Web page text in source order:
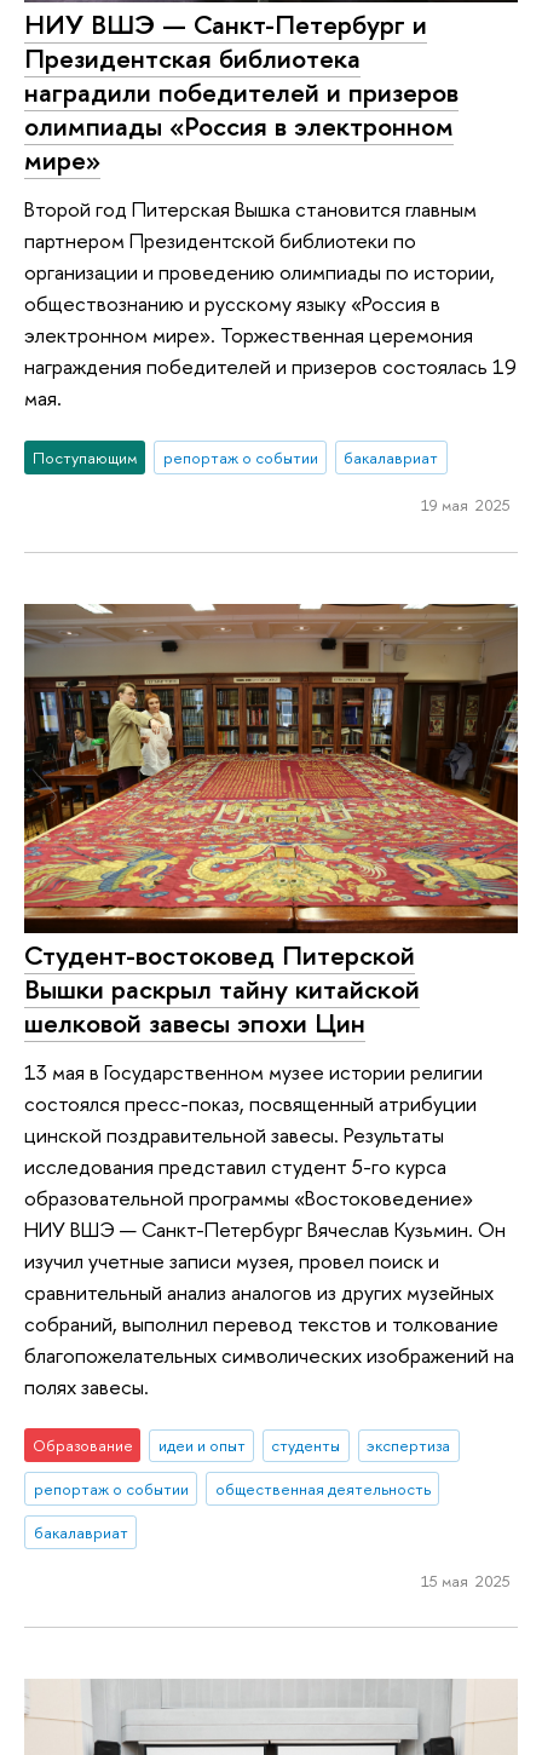
НИУ ВШЭ — Санкт-Петербург и
Президентская библиотека
наградили победителей и призеров
олимпиады «Россия в электронном
мире»
Второй год Питерская Вышка становится главным
партнером Президентской библиотеки по
организации и проведению олимпиады по истории,
обществознанию и русскому языку «Россия в
электронном мире». Торжественная церемония
награждения победителей и призеров состоялась 19
мая.
Поступающим репортаж о событии бакалавриат
19 мая 2025
Студент-востоковед Питерской
Вышки раскрыл тайну китайской
шелковой завесы эпохи Цин
13 мая в Государственном музее истории религии
состоялся пресс-показ, посвященный атрибуции
цинской поздравительной завесы. Результаты
исследования представил студент 5-го курса
образовательной программы «Востоковедение»
НИУ ВШЭ — Санкт-Петербург Вячеслав Кузьмин. Он
изучил учетные записи музея, провел поиск и
сравнительный анализ аналогов из других музейных
собраний, выполнил перевод текстов и толкование
благопожелательных символических изображений на
полях завесы.
Образование идеи и опыт студенты
экспертиза
репортаж о событии
общественная деятельность
бакалавриат
15 мая 2025